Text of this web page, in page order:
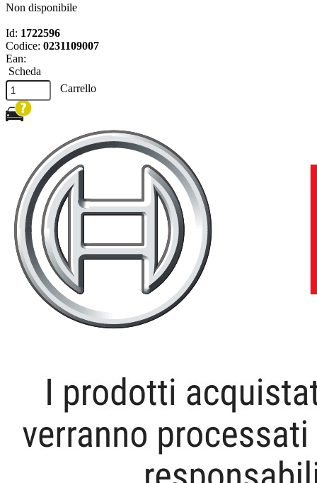
Non disponibile
Id: 1722596
Codice: 0231109007
Ean:
Scheda
Carrello